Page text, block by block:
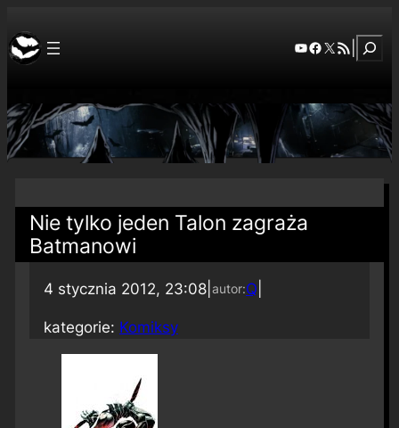
YouTube
Facebook
X RSS Feed
Nie tylko jeden Talon zagraża
Batmanowi
4 stycznia 2012, 23:08| autor:Q
kategorie: Komiksy